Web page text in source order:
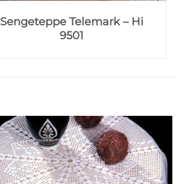
Sengeteppe Telemark – Hi
9501